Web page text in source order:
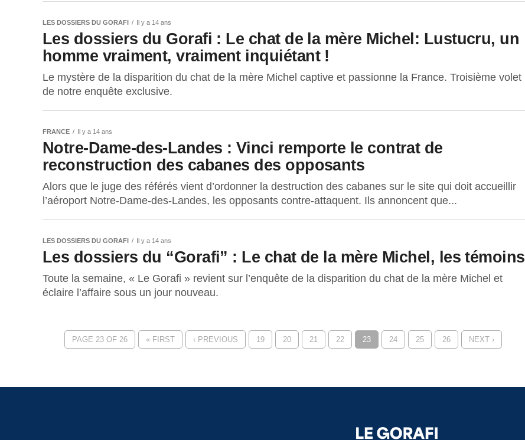
LES DOSSIERS DU GORAFI Il y a 14 ans
Les dossiers du Gorafi : Le chat de la mère Michel: Lustucru, un
homme vraiment, vraiment inquiétant !
Le mystère de la disparition du chat de la mère Michel captive et passionne la France. Troisième volet
de notre enquête exclusive.
FRANCE Il y a 14 ans
Notre-Dame-des-Landes : Vinci remporte le contrat de
reconstruction des cabanes des opposants
Alors que le juge des référés vient d’ordonner la destruction des cabanes sur le site qui doit accueillir
l’aéroport Notre-Dame-des-Landes, les opposants contre-attaquent. Ils annoncent que...
LES DOSSIERS DU GORAFI Il y a 14 ans
Les dossiers du “Gorafi” : Le chat de la mère Michel, les témoins
Toute la semaine, « Le Gorafi » revient sur l’enquête de la disparition du chat de la mère Michel et
éclaire l’affaire sous un jour nouveau.
PAGE 23 OF 26 « FIRST ‹ PREVIOUS 19 20 21 22 23 24 25 26 NEXT ›